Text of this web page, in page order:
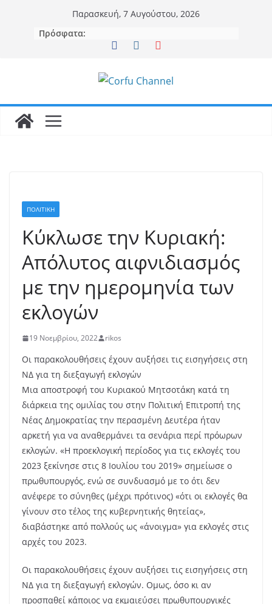
περιεχόμενο
Παρασκευή, 7 Αυγούστου, 2026
Πρόσφατα:
ΠΟΛΙΤΙΚΗ
Κύκλωσε την Κυριακή:
Απόλυτος αιφνιδιασμός
με την ημερομηνία των
εκλογών
19 Νοεμβρίου, 2022 rikos
Οι παρακολουθήσεις έχουν αυξήσει τις εισηγήσεις στη
ΝΔ για τη διεξαγωγή εκλογών
Μια αποστροφή του Κυριακού Μητσοτάκη κατά τη
διάρκεια της ομιλίας του στην Πολιτική Επιτροπή της
Νέας Δημοκρατίας την περασμένη Δευτέρα ήταν
αρκετή για να αναθερμάνει τα σενάρια περί πρόωρων
εκλογών. «Η προεκλογική περίοδος για τις εκλογές του
2023 ξεκίνησε στις 8 Ιουλίου του 2019» σημείωσε ο
πρωθυπουργός, ενώ σε συνδυασμό με το ότι δεν
ανέφερε το σύνηθες (μέχρι πρότινος) «ότι οι εκλογές θα
γίνουν στο τέλος της κυβερνητικής θητείας»,
διαβάστηκε από πολλούς ως «άνοιγμα» για εκλογές στις
αρχές του 2023.
Οι παρακολουθήσεις έχουν αυξήσει τις εισηγήσεις στη
ΝΔ για τη διεξαγωγή εκλογών. Ομως, όσο κι αν
προσπαθεί κάποιος να εκμαιεύσει πρωθυπουργικές